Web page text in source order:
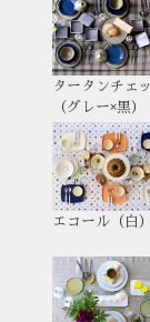
タータンチェ
（グレー×黒）
エコール（白）